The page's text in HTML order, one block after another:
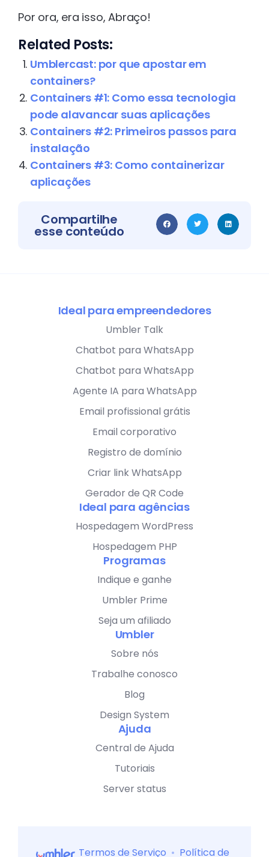
Por ora, era isso, Abraço!
Related Posts:
Umblercast: por que apostar em
containers?
Containers #1: Como essa tecnologia
pode alavancar suas aplicações
Containers #2: Primeiros passos para
instalação
Containers #3: Como containerizar
aplicações
Compartilhe
esse conteúdo
Ideal para empreendedores
Umbler Talk
Chatbot para WhatsApp
Chatbot para WhatsApp
Agente IA para WhatsApp
Email profissional grátis
Email corporativo
Registro de domínio
Criar link WhatsApp
Gerador de QR Code
Ideal para agências
Hospedagem WordPress
Hospedagem PHP
Programas
Indique e ganhe
Umbler Prime
Seja um afiliado
Umbler
Sobre nós
Trabalhe conosco
Blog
Design System
Ajuda
Central de Ajuda
Tutoriais
Server status
Termos de Serviço • Política de